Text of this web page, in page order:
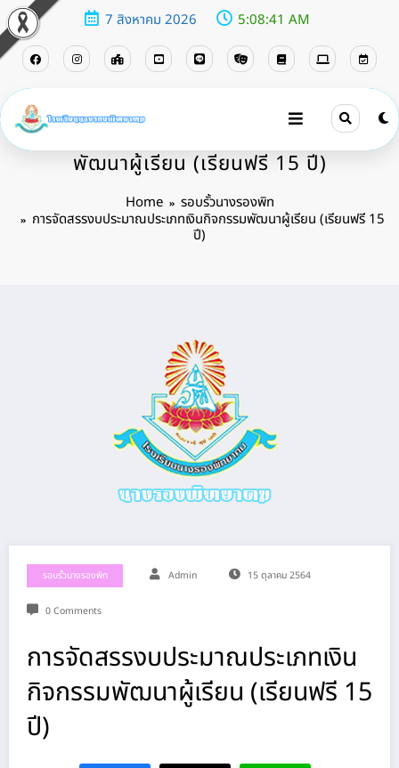
7 สิงหาคม 2026 5:08:43 AM
การจัดสรรงบประมาณประเภทเงินกิจกรรม
พัฒนาผู้เรียน (เรียนฟรี 15 ปี)
Home
รอบรั้วนางรองพิท
การจัดสรรงบประมาณประเภทเงินกิจกรรมพัฒนาผู้เรียน (เรียนฟรี 15
ปี)
รอบรั้วนางรองพิท Admin 15 ตุลาคม 2564
0 Comments
การจัดสรรงบประมาณประเภทเงิน
กิจกรรมพัฒนาผู้เรียน (เรียนฟรี 15
ปี)